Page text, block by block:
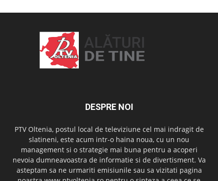
DESPRE NOI
PTV Oltenia, postul local de televiziune cel mai indragit de
slatineni, este acum intr-o haina noua, cu un nou
management si o strategie mai buna pentru a acoperi
nevoia dumneavoastra de informatie si de divertisment. Va
asteptam sa ne urmariti emisiunile sau sa vizitati pagina